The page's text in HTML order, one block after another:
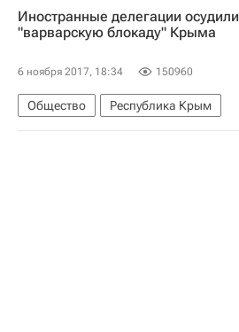
Иностранные делегации осудили
"варварскую блокаду" Крыма
6 ноября 2017, 18:34 150960
Общество Республика Крым